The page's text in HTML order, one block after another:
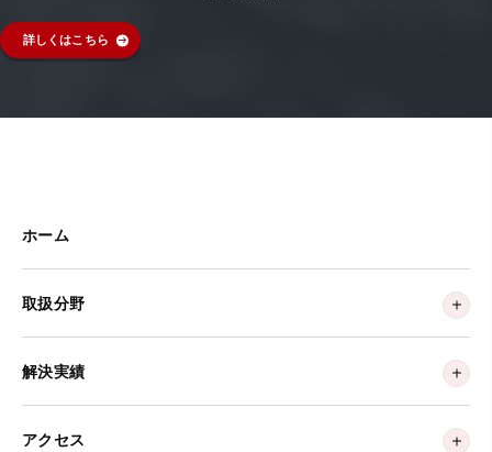
詳しくはこちら
ホーム
取扱分野
解決実績
アクセス